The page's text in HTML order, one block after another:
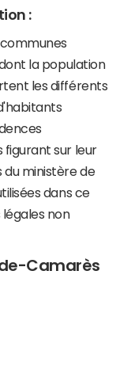
:
la population
les différents
figurant sur leur
ministère de
dans ce
non
Camarès